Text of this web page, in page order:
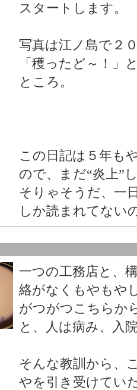
スタートします。
写真は江ノ島で２
「穫ったど～！」
ところ。
この日記は５年も
ので、まだ“炎上”
そりゃそうだ、一
しか読まれてない
一つの工務店と、
絡がなくもやもや
がつがつこちらか
と、人は病み、入
そんな教訓から、
やを引き受けてい